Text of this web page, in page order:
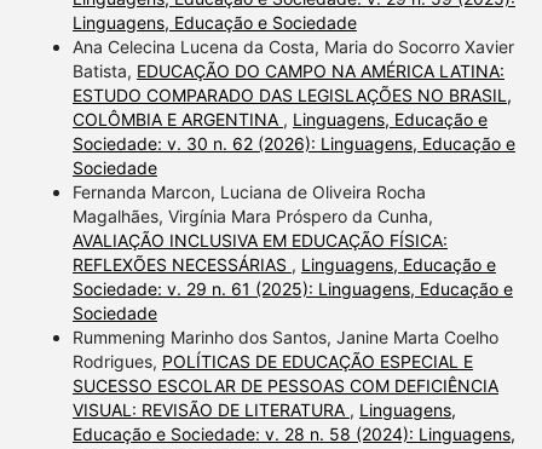
Linguagens, Educação e Sociedade
Ana Celecina Lucena da Costa, Maria do Socorro Xavier
Batista, EDUCAÇÃO DO CAMPO NA AMÉRICA LATINA:
ESTUDO COMPARADO DAS LEGISLAÇÕES NO BRASIL,
COLÔMBIA E ARGENTINA , Linguagens, Educação e
Sociedade: v. 30 n. 62 (2026): Linguagens, Educação e
Sociedade
Fernanda Marcon, Luciana de Oliveira Rocha
Magalhães, Virgínia Mara Próspero da Cunha,
AVALIAÇÃO INCLUSIVA EM EDUCAÇÃO FÍSICA:
REFLEXÕES NECESSÁRIAS , Linguagens, Educação e
Sociedade: v. 29 n. 61 (2025): Linguagens, Educação e
Sociedade
Rummening Marinho dos Santos, Janine Marta Coelho
Rodrigues, POLÍTICAS DE EDUCAÇÃO ESPECIAL E
SUCESSO ESCOLAR DE PESSOAS COM DEFICIÊNCIA
VISUAL: REVISÃO DE LITERATURA , Linguagens,
Educação e Sociedade: v. 28 n. 58 (2024): Linguagens,